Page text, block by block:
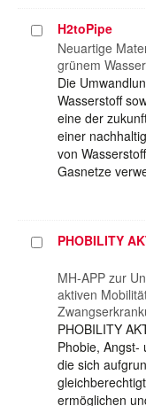
Projekt
auswählen
H2toPipe
Neuartige
grünem
Die
Wasserstoff
eine der
einer
von
Gasnetze
ProjektPHOBILITY
MH-APP zur
aktiven
PHOBILITY
Phobie, Angst-
die sich
ermöglichen